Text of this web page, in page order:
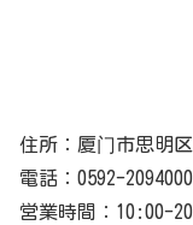
住所：厦门市思明
電話：0592-2094000
営業時間：10:00-